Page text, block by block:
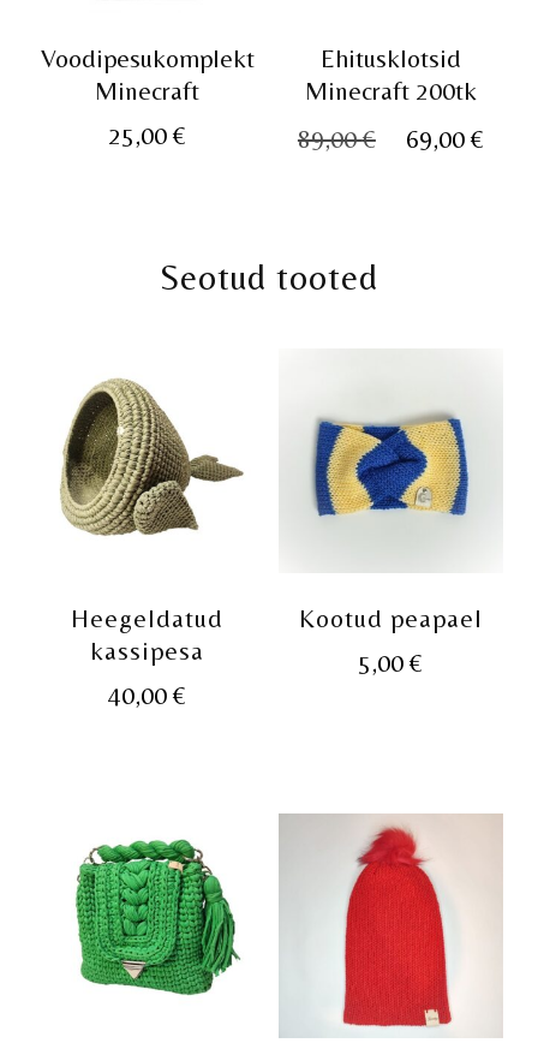
Voodipesukomplekt
Minecraft
25,00€
Ehitusklotsid
Minecraft 200tk
89,00€
Algne
69,00 €
Seotud tooted
Heegeldatud
kassipesa
40,00€
Kootud peapael
5,00€